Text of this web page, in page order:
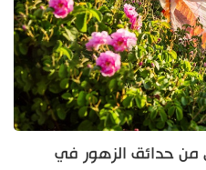
من حدائق الزهور في